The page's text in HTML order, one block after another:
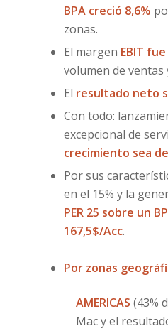
BPA creció 8,6%
zonas.
El margen EBIT
volumen de
El resultado neto
Con todo:
excepcional de
crecimiento sea
Por sus
en el 15% y la
PER 25 sobre un
167,5$/Acc.
Por zonas
AMERICAS (43%
Mac y el